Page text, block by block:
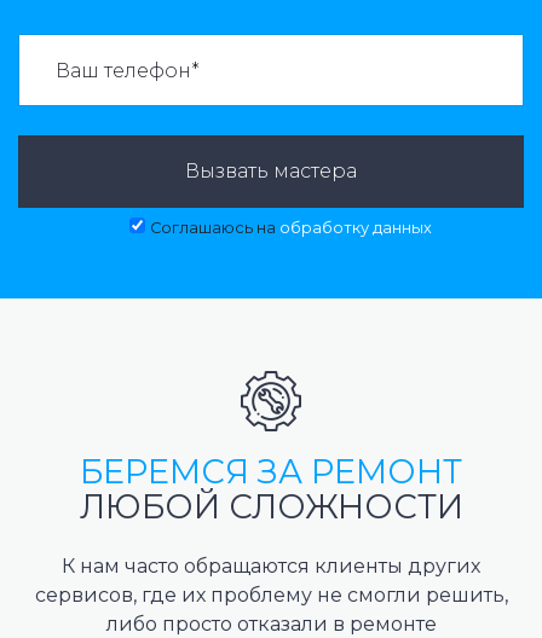
Вызвать мастера
Соглашаюсь на обработку данных
БЕРЕМСЯ ЗА РЕМОНТ
ЛЮБОЙ СЛОЖНОСТИ
К нам часто обращаются клиенты других
сервисов, где их проблему не смогли решить,
либо просто отказали в ремонте